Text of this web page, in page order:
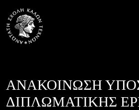
content
ΑΝΑΚΟΙΝΩΣΗ
ΔΙΠΛΩΜΑΤΙΚΗΣ